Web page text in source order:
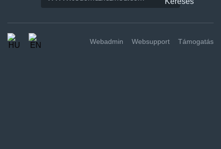
Webadmin Websupport Támogatás